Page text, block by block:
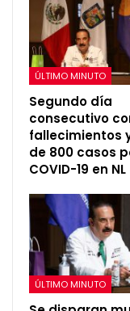
ÚLTIMO MINUTO
Segundo día
consecutivo
fallecimientos
de 800 casos
COVID-19 en NL
ÚLTIMO MINUTO